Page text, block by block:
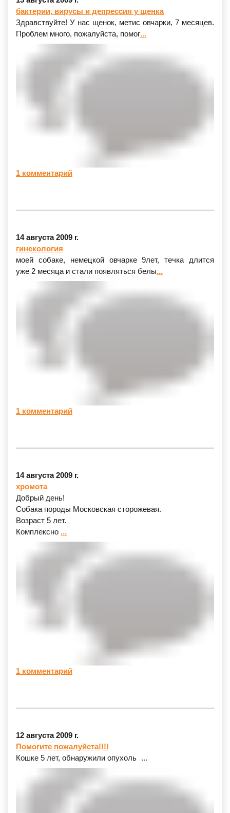
бактерии, вирусы и депрессия у щенка
Здравствуйте! У нас щенок, метис овчарки, 7 месяцев.
Проблем много, пожалуйста, помог...
1 комментарий
14 августа 2009 г.
гинекология
моей собаке, немецкой овчарке 9лет, течка длится
уже 2 месяца и стали появляться белы...
1 комментарий
14 августа 2009 г.
хромота
Добрый день!
Собака породы Московская сторожевая.
Возраст 5 лет.
Комплексно ...
1 комментарий
12 августа 2009 г.
Помогите пожалуйста!!!!
Кошке 5 лет, обнаружили опухоль ...